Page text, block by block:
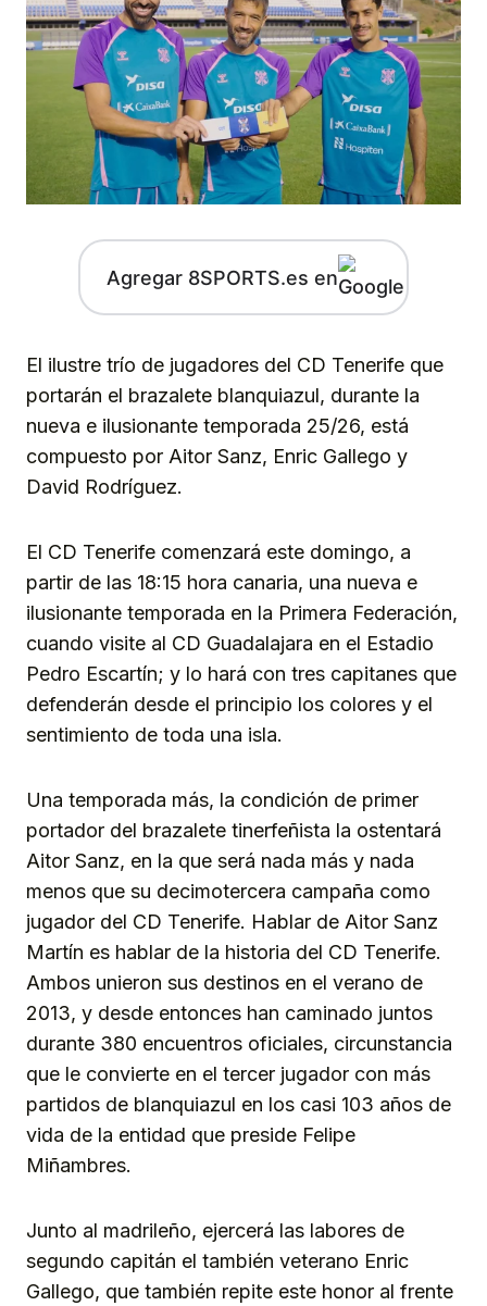
Agregar 8SPORTS.es en
El ilustre trío de jugadores del CD Tenerife que
portarán el brazalete blanquiazul, durante la
nueva e ilusionante temporada 25/26, está
compuesto por Aitor Sanz, Enric Gallego y
David Rodríguez.
El CD Tenerife comenzará este domingo, a
partir de las 18:15 hora canaria, una nueva e
ilusionante temporada en la Primera Federación,
cuando visite al CD Guadalajara en el Estadio
Pedro Escartín; y lo hará con tres capitanes que
defenderán desde el principio los colores y el
sentimiento de toda una isla.
Una temporada más, la condición de primer
portador del brazalete tinerfeñista la ostentará
Aitor Sanz, en la que será nada más y nada
menos que su decimotercera campaña como
jugador del CD Tenerife. Hablar de Aitor Sanz
Martín es hablar de la historia del CD Tenerife.
Ambos unieron sus destinos en el verano de
2013, y desde entonces han caminado juntos
durante 380 encuentros oficiales, circunstancia
que le convierte en el tercer jugador con más
partidos de blanquiazul en los casi 103 años de
vida de la entidad que preside Felipe
Miñambres.
Junto al madrileño, ejercerá las labores de
segundo capitán el también veterano Enric
Gallego, que también repite este honor al frente